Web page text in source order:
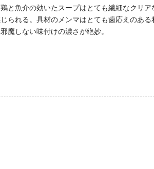
と魚介の効いたスープはとても繊細なクリ
られる。具材のメンマはとても歯応えのあ
魔しない味付けの濃さが絶妙。